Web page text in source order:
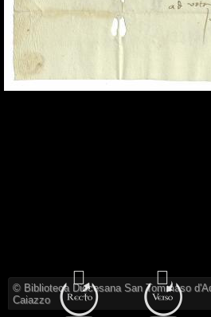
© Biblioteca Diocesana San Tommaso
Caiazzo